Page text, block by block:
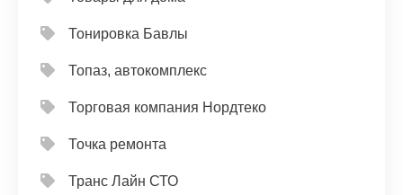
Тонировка Бавлы
Топаз, автокомплекс
Торговая компания Нордтеко
Точка ремонта
Транс Лайн СТО